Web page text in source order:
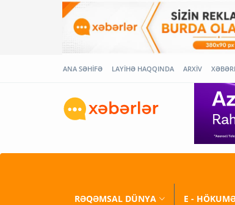
ANA SƏHİFƏ LAYİHƏ HAQQINDA ARXİV
RƏQƏMSAL DÜNYA E -